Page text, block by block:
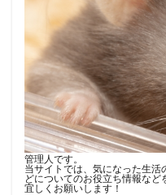
管理人です。
当サイトでは、気になった生
どについてのお役立ち情報など
宜しくお願いします！